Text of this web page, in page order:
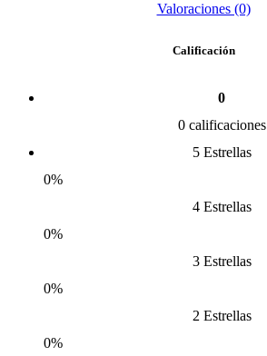
Valoraciones (0)
Calificación
0
0 calificaciones
5 Estrellas
0%
4 Estrellas
0%
3 Estrellas
0%
2 Estrellas
0%